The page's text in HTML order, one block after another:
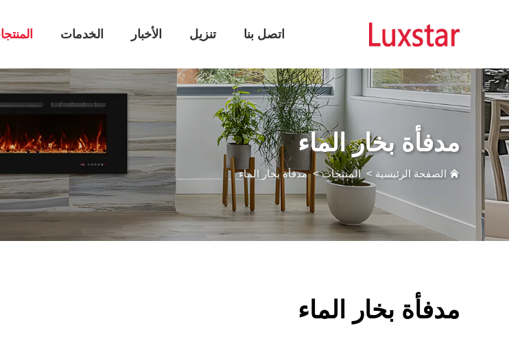
الخدمات الأخبار تنزيل اتصل بنا
مدفأة بخار الماء
الصفحة الرئيسية >المنتجات>مدفأة بخار الماء
مدفأة بخار الماء